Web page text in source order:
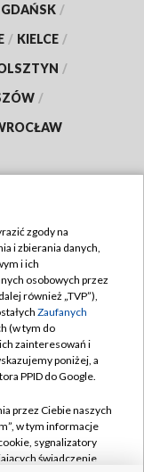
GDAŃSK /
/ KIELCE /
/
/
zgody na
i zbierania danych,
i ich
osobowych przez
również „TVP”),
Zaufanych
(w tym do
zainteresowań i
poniżej, a
PPID do Google.
przez Ciebie naszych
w tym informacje
sygnalizatory
świadczenie